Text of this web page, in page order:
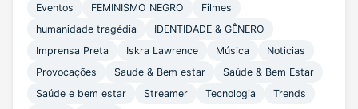
Eventos
FEMINISMO NEGRO
Filmes
humanidade tragédia
IDENTIDADE & GÊNERO
Imprensa Preta
Iskra Lawrence Música
Noticias
Provocações
Saude & Bem estar
Saúde & Bem Estar
Saúde e bem estar
Streamer Tecnologia
Trends